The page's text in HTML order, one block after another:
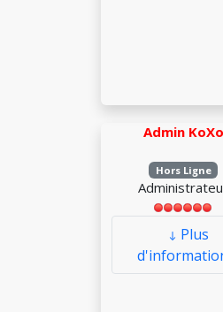
Admin KoXo
Hors Ligne
Plus